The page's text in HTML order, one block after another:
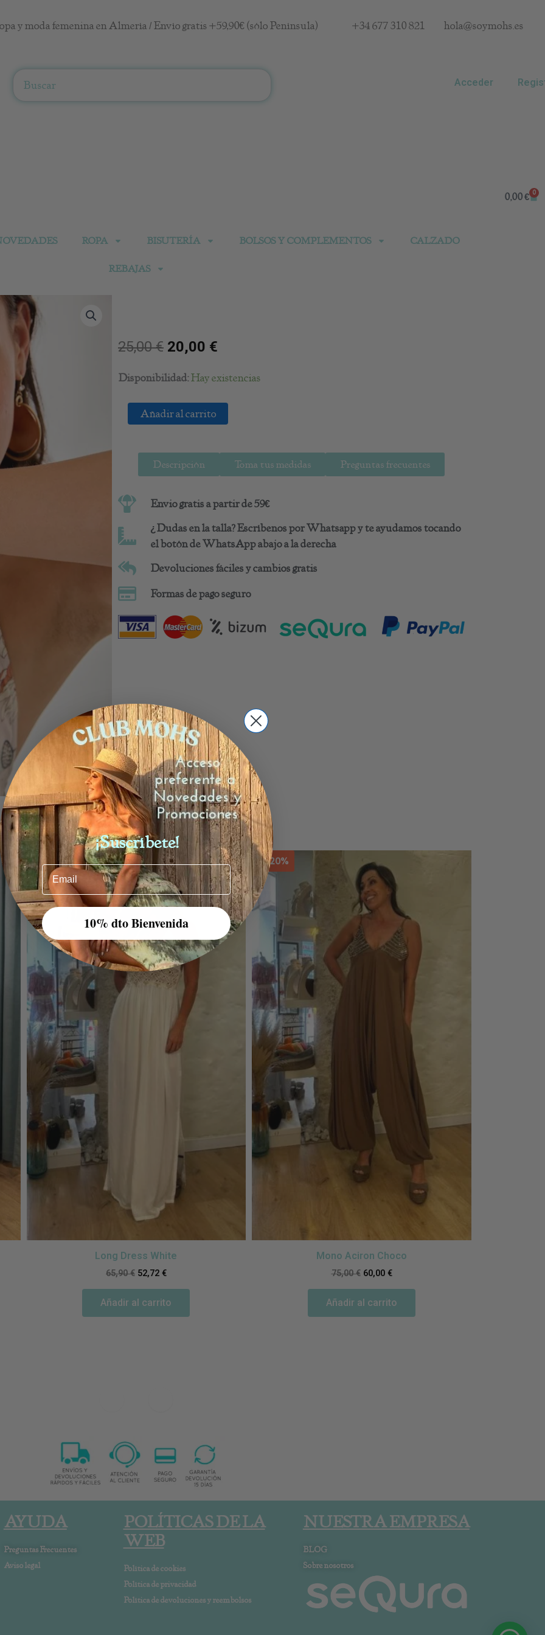
y moda femenina en Almería / Envío gratis +59,90€ (sólo Península) +34 677 310 821 hola@soymohs.es
Acceder
ROPA BISUTERÍA BOLSOS Y COMPLEMENTOS CALZADO
REBAJAS
0,00€ 0
25,00€ 20,00 €
Disponibilidad: Hay existencias
Brazalete
Efecto
cantidadAñadir al carrito
Descripción Toma tus medidas Preguntas frecuentes
Envio gratis a partir de 59€
¿Dudas en la talla? Escríbenos por Whatsapp y te ayudamos tocando
el botón de WhatsApp abajo a la derecha
Devoluciones fáciles y cambios gratis
Formas de pago seguro
También te podría gustar...
-20%
Long Dress White
65,90€ 52,72 €
Añadir al carrito
-20%
Mono Aciron Choco
75,00€ 60,00 €
Añadir al carrito
AYUDA
Preguntas Frecuentes
Aviso legal
POLÍTICAS DE LA
WEB
Política de cookies
Política de privacidad
Política de devoluciones y reembolsos
NUESTRA EMPRESA
BLOG
Sobre nosotros
¡Suscríbete!
Email
10% dto Bienvenida